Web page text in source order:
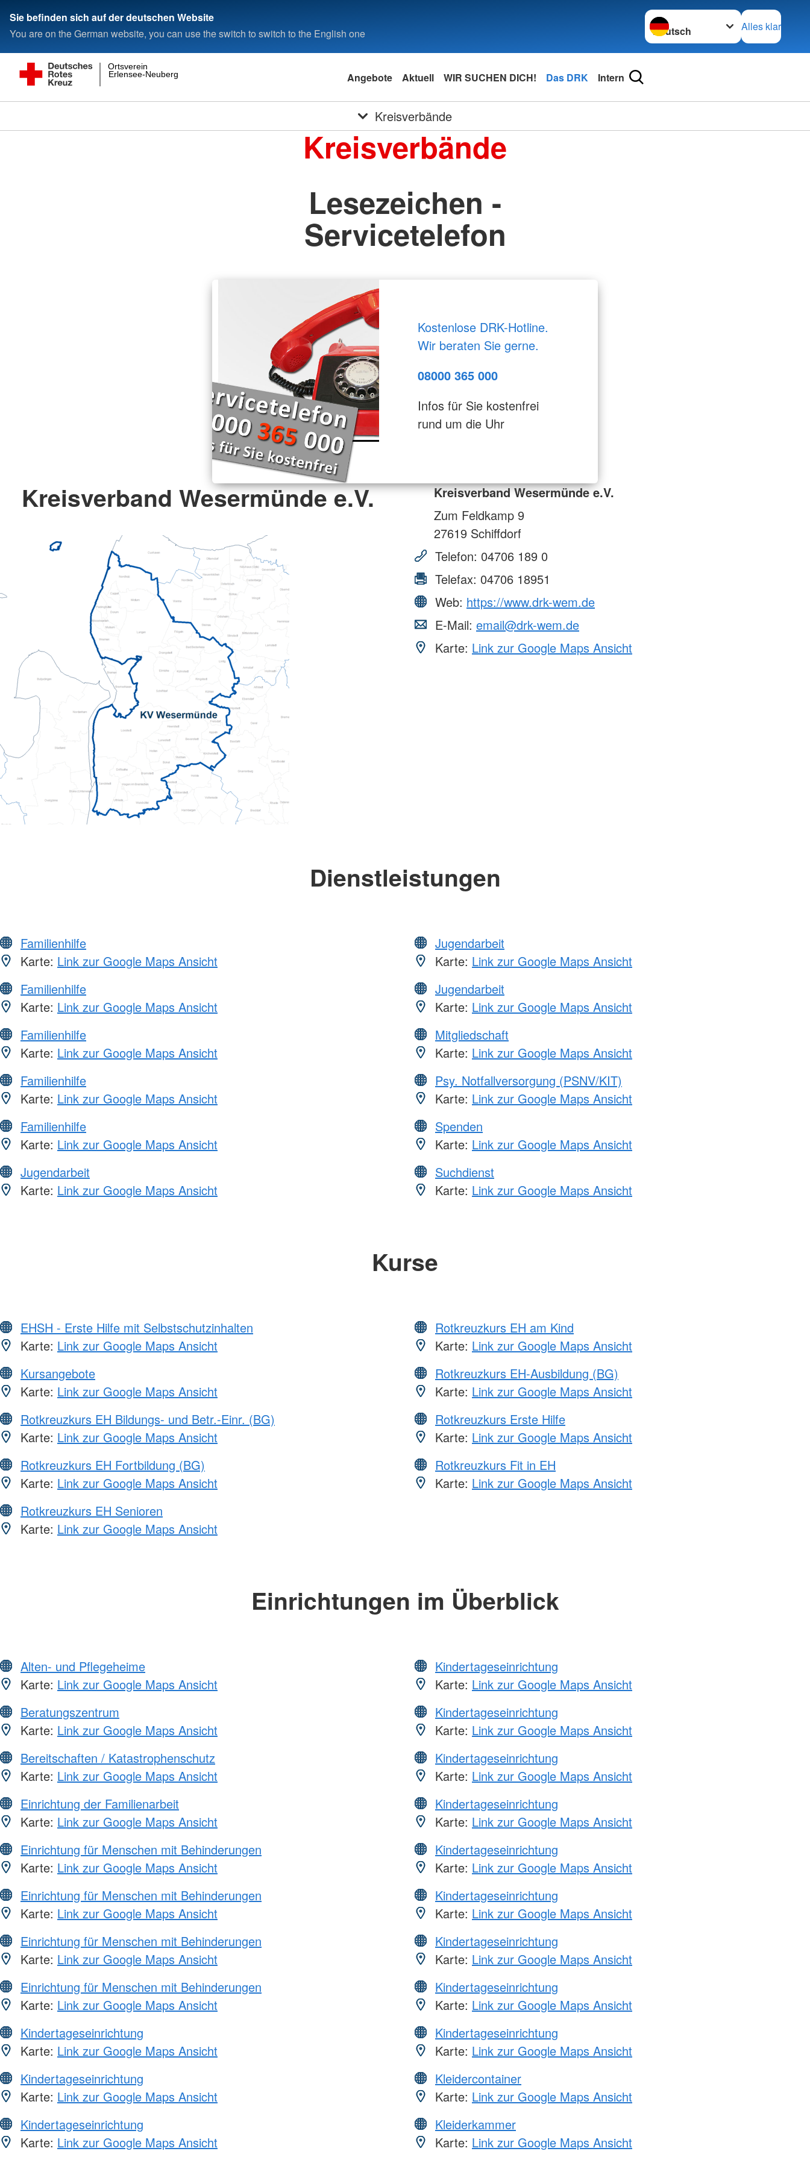
Sie befinden sich auf der deutschen Website
You are on the German website, you can use the switch to switch to the English one
Sprache wechseln zu
Alles klar
Erlensee-Neuberg
Ortsverein
Angebote Aktuell WIR SUCHEN DICH! Das DRK Intern
Kreisverbände
Kreisverbände
Lesezeichen -
Servicetelefon
Kostenlose DRK-Hotline.
Wir beraten Sie gerne.
08000 365 000
Infos für Sie kostenfrei
rund um die Uhr
Kreisverband Wesermünde e.V.
Kreisverband Wesermünde e.V.
Zum Feldkamp 9
27619 Schiffdorf
Telefon: 04706 189 0
Telefax: 04706 18951
Web: https://www.drk-wem.de
E-Mail: email@drk-wem.de
Karte: Link zur Google Maps Ansicht
Dienstleistungen
Familienhilfe
Karte: Link zur Google Maps Ansicht
Familienhilfe
Karte: Link zur Google Maps Ansicht
Familienhilfe
Karte: Link zur Google Maps Ansicht
Familienhilfe
Karte: Link zur Google Maps Ansicht
Familienhilfe
Karte: Link zur Google Maps Ansicht
Jugendarbeit
Karte: Link zur Google Maps Ansicht
Jugendarbeit
Karte: Link zur Google Maps Ansicht
Jugendarbeit
Karte: Link zur Google Maps Ansicht
Mitgliedschaft
Karte: Link zur Google Maps Ansicht
Psy. Notfallversorgung (PSNV/KIT)
Karte: Link zur Google Maps Ansicht
Spenden
Karte: Link zur Google Maps Ansicht
Suchdienst
Karte: Link zur Google Maps Ansicht
Kurse
EHSH - Erste Hilfe mit Selbstschutzinhalten
Karte: Link zur Google Maps Ansicht
Kursangebote
Karte: Link zur Google Maps Ansicht
Rotkreuzkurs EH Bildungs- und Betr.-Einr. (BG)
Karte: Link zur Google Maps Ansicht
Rotkreuzkurs EH Fortbildung (BG)
Karte: Link zur Google Maps Ansicht
Rotkreuzkurs EH Senioren
Karte: Link zur Google Maps Ansicht
Rotkreuzkurs EH am Kind
Karte: Link zur Google Maps Ansicht
Rotkreuzkurs EH-Ausbildung (BG)
Karte: Link zur Google Maps Ansicht
Rotkreuzkurs Erste Hilfe
Karte: Link zur Google Maps Ansicht
Rotkreuzkurs Fit in EH
Karte: Link zur Google Maps Ansicht
Einrichtungen im Überblick
Alten- und Pflegeheime
Karte: Link zur Google Maps Ansicht
Beratungszentrum
Karte: Link zur Google Maps Ansicht
Bereitschaften / Katastrophenschutz
Karte: Link zur Google Maps Ansicht
Einrichtung der Familienarbeit
Karte: Link zur Google Maps Ansicht
Einrichtung für Menschen mit Behinderungen
Karte: Link zur Google Maps Ansicht
Einrichtung für Menschen mit Behinderungen
Karte: Link zur Google Maps Ansicht
Einrichtung für Menschen mit Behinderungen
Karte: Link zur Google Maps Ansicht
Einrichtung für Menschen mit Behinderungen
Karte: Link zur Google Maps Ansicht
Kindertageseinrichtung
Karte: Link zur Google Maps Ansicht
Kindertageseinrichtung
Karte: Link zur Google Maps Ansicht
Kindertageseinrichtung
Karte: Link zur Google Maps Ansicht
Kindertageseinrichtung
Karte: Link zur Google Maps Ansicht
Kindertageseinrichtung
Karte: Link zur Google Maps Ansicht
Kindertageseinrichtung
Karte: Link zur Google Maps Ansicht
Kindertageseinrichtung
Karte: Link zur Google Maps Ansicht
Kindertageseinrichtung
Karte: Link zur Google Maps Ansicht
Kindertageseinrichtung
Karte: Link zur Google Maps Ansicht
Kindertageseinrichtung
Karte: Link zur Google Maps Ansicht
Kindertageseinrichtung
Karte: Link zur Google Maps Ansicht
Kindertageseinrichtung
Karte: Link zur Google Maps Ansicht
Kleidercontainer
Karte: Link zur Google Maps Ansicht
Kleiderkammer
Karte: Link zur Google Maps Ansicht